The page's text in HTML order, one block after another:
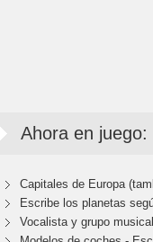
Ahora en juego:
Capitales de Europa
Escribe los planetas
Vocalista y grupo